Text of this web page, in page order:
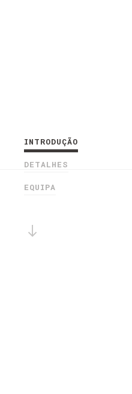
INTRODUÇÃO
DETALHES
EQUIPA